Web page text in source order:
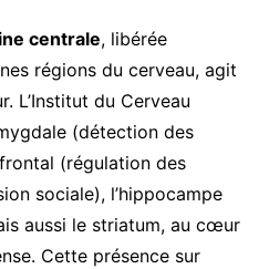
centrale, libérée
régions du cerveau, agit
L’Institut du Cerveau
(détection des
(régulation des
sociale), l’hippocampe
aussi le striatum, au cœur
Cette présence sur